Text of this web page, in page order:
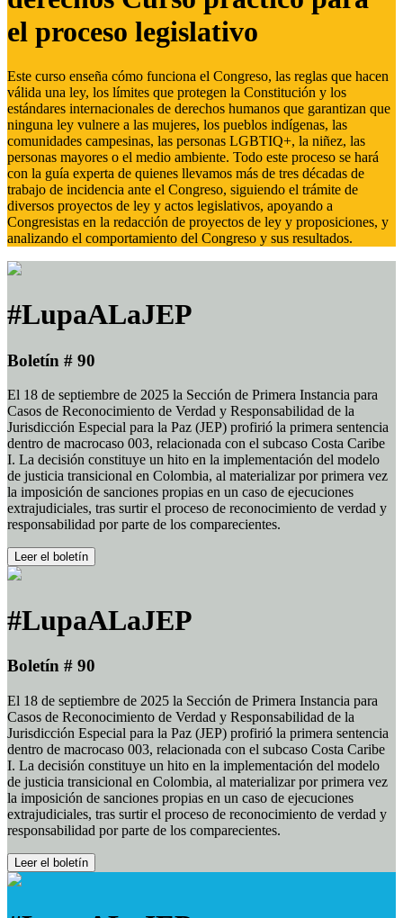
el proceso legislativo
Este curso enseña cómo funciona el Congreso, las reglas que hacen
válida una ley, los límites que protegen la Constitución y los
estándares internacionales de derechos humanos que garantizan que
ninguna ley vulnere a las mujeres, los pueblos indígenas, las
comunidades campesinas, las personas LGBTIQ+, la niñez, las
personas mayores o el medio ambiente. Todo este proceso se hará
con la guía experta de quienes llevamos más de tres décadas de
trabajo de incidencia ante el Congreso, siguiendo el trámite de
diversos proyectos de ley y actos legislativos, apoyando a
Congresistas en la redacción de proyectos de ley y proposiciones, y
analizando el comportamiento del Congreso y sus resultados.
#LupaALaJEP
Boletín # 90
El 18 de septiembre de 2025 la Sección de Primera Instancia para
Casos de Reconocimiento de Verdad y Responsabilidad de la
Jurisdicción Especial para la Paz (JEP) profirió la primera sentencia
dentro de macrocaso 003, relacionada con el subcaso Costa Caribe
I. La decisión constituye un hito en la implementación del modelo
de justicia transicional en Colombia, al materializar por primera vez
la imposición de sanciones propias en un caso de ejecuciones
extrajudiciales, tras surtir el proceso de reconocimiento de verdad y
responsabilidad por parte de los comparecientes.
Leer el boletín
#LupaALaJEP
Boletín # 90
El 18 de septiembre de 2025 la Sección de Primera Instancia para
Casos de Reconocimiento de Verdad y Responsabilidad de la
Jurisdicción Especial para la Paz (JEP) profirió la primera sentencia
dentro de macrocaso 003, relacionada con el subcaso Costa Caribe
I. La decisión constituye un hito en la implementación del modelo
de justicia transicional en Colombia, al materializar por primera vez
la imposición de sanciones propias en un caso de ejecuciones
extrajudiciales, tras surtir el proceso de reconocimiento de verdad y
responsabilidad por parte de los comparecientes.
Leer el boletín